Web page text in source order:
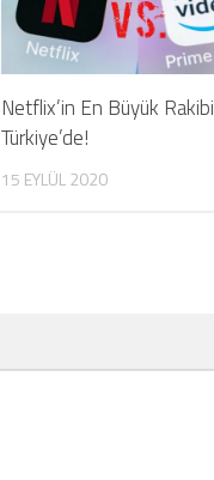
Netflix’in En Büyük Rakibi
Türkiye’de!
15 EYLÜL 2020